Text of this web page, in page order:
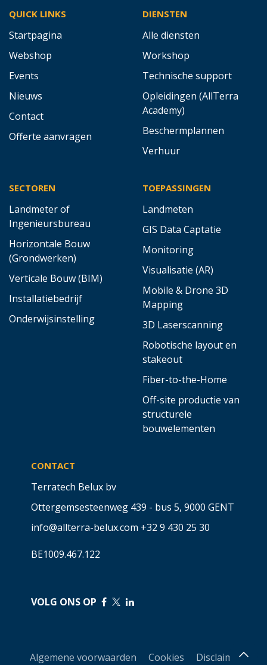
QUICK LINKS
Startpagina
Webshop
Events
Nieuws
Contact
Offerte aanvragen
DIENSTEN
Alle diensten
Workshop
Technische support
Opleidingen (AllTerra
Academy)
Beschermplannen
Verhuur
SECTOREN
Landmeter of
Ingenieursbureau
Horizontale Bouw
(Grondwerken)
Verticale Bouw (BIM)
Installatiebedrijf
Onderwijsinstelling
TOEPASSINGEN
Landmeten
GIS Data Captatie
Monitoring
Visualisatie (AR)
Mobile & Drone 3D
Mapping
3D Laserscanning
Robotische layout en
stakeout
Fiber-to-the-Home
Off-site productie van
structurele
bouwelementen
CONTACT
Terratech Belux bv
Ottergemsesteenweg 439 - bus 5,9000 GENT
info@allterra-belux.com +32 9 430 25 30
BE1009.467.122
VOLG ONS OP
Algemene voorwaarden Cookies
Disclaimer